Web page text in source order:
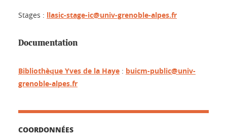
Stages : llasic-stage-ic@univ-grenoble-alpes.fr
Documentation
Bibliothèque Yves de la Haye : buicm-public@univ-
grenoble-alpes.fr
COORDONNÉES